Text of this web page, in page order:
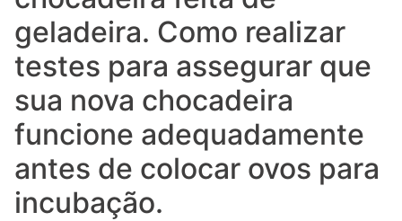
geladeira. Como realizar
testes para assegurar que
sua nova chocadeira
funcione adequadamente
antes de colocar ovos para
incubação.